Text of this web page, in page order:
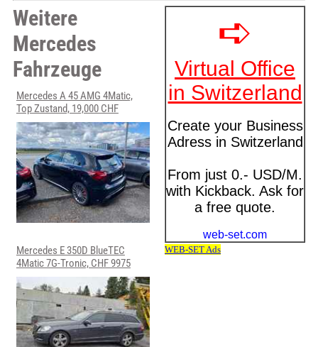
Weitere
Mercedes
Fahrzeuge
Mercedes A 45 AMG 4Matic,
Top Zustand, 19,000 CHF
Mercedes E 350D BlueTEC
4Matic 7G-Tronic, CHF 9975